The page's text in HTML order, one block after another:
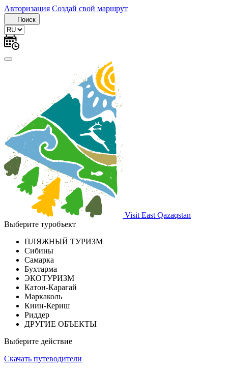
Авторизация Создай свой маршрут
Поиск
Visit East Qazaqstan
Выберите туробъект
ПЛЯЖНЫЙ ТУРИЗМ
Сибины
Самарка
Бухтарма
ЭКОТУРИЗМ
Катон-Карагай
Маркаколь
Киин-Кериш
Риддер
ДРУГИЕ ОБЪЕКТЫ
Выберите действие
Скачать путеводители